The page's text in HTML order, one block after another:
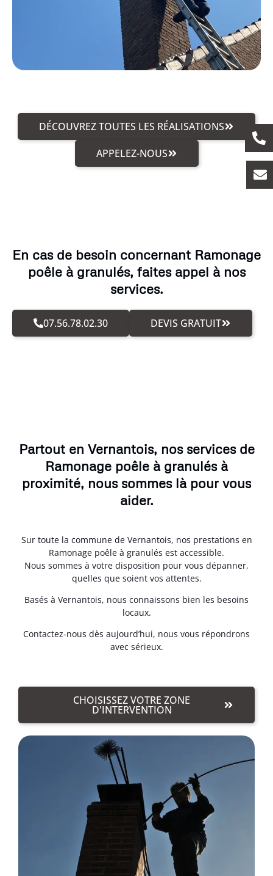
DÉCOUVREZ TOUTES LES RÉALISATIONS
APPELEZ-NOUS
En cas de besoin concernant Ramonage
poêle à granulés, faites appel à nos
services.
07.56.78.02.30 DEVIS GRATUIT
Partout en Vernantois, nos services de
Ramonage poêle à granulés à
proximité, nous sommes là pour vous
aider.
Sur toute la commune de Vernantois, nos prestations en
Ramonage poêle à granulés est accessible.
Nous sommes à votre disposition pour vous dépanner,
quelles que soient vos attentes.
Basés à Vernantois, nous connaissons bien les besoins
locaux.
Contactez-nous dès aujourd’hui, nous vous répondrons
avec sérieux.
CHOISISSEZ VOTRE ZONE
D'INTERVENTION